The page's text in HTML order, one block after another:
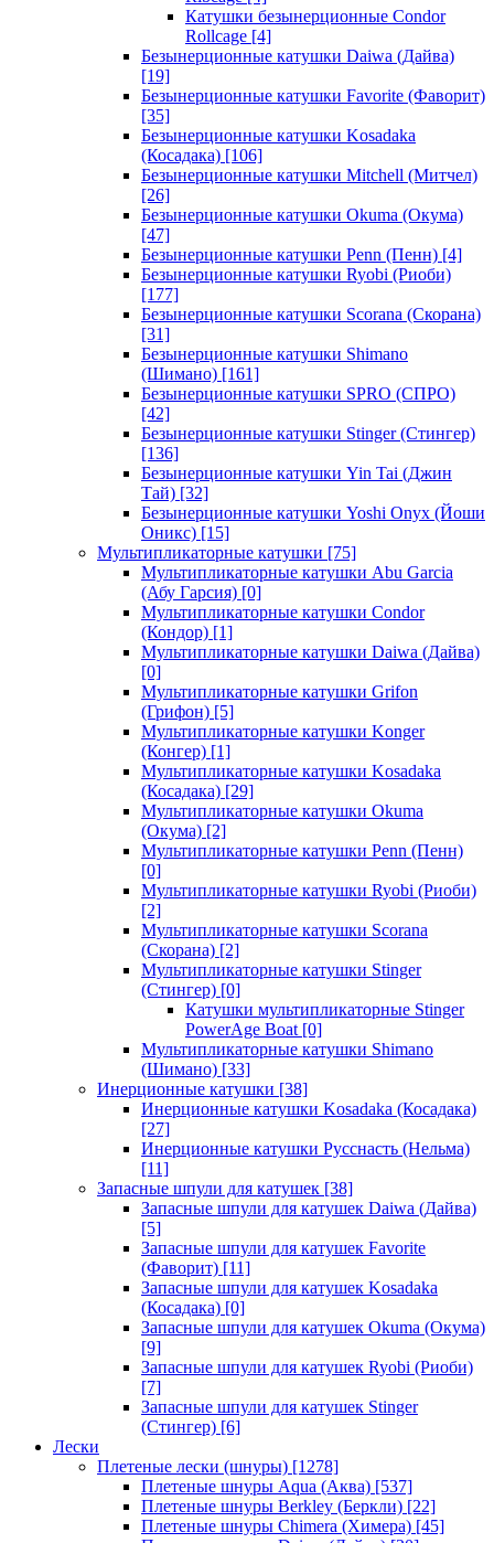
Катушки безынерционные Condor
Rollcage [4]
Безынерционные катушки Daiwa (Дайва)
[19]
Безынерционные катушки Favorite (Фаворит)
[35]
Безынерционные катушки Kosadaka
(Косадака) [106]
Безынерционные катушки Mitchell (Митчел)
[26]
Безынерционные катушки Okuma (Окума)
[47]
Безынерционные катушки Penn (Пенн) [4]
Безынерционные катушки Ryobi (Риоби)
[177]
Безынерционные катушки Scorana (Скорана)
[31]
Безынерционные катушки Shimano
(Шимано) [161]
Безынерционные катушки SPRO (СПРО)
[42]
Безынерционные катушки Stinger (Стингер)
[136]
Безынерционные катушки Yin Tai (Джин
Тай) [32]
Безынерционные катушки Yoshi Onyx (Йоши
Оникс) [15]
Мультипликаторные катушки [75]
Мультипликаторные катушки Abu Garcia
(Абу Гарсия) [0]
Мультипликаторные катушки Condor
(Кондор) [1]
Мультипликаторные катушки Daiwa (Дайва)
[0]
Мультипликаторные катушки Grifon
(Грифон) [5]
Мультипликаторные катушки Konger
(Конгер) [1]
Мультипликаторные катушки Kosadaka
(Косадака) [29]
Мультипликаторные катушки Okuma
(Окума) [2]
Мультипликаторные катушки Penn (Пенн)
[0]
Мультипликаторные катушки Ryobi (Риоби)
[2]
Мультипликаторные катушки Scorana
(Скорана) [2]
Мультипликаторные катушки Stinger
(Стингер) [0]
Катушки мультипликаторные Stinger
PowerAge Boat [0]
Мультипликаторные катушки Shimano
(Шимано) [33]
Инерционные катушки [38]
Инерционные катушки Kosadaka (Косадака)
[27]
Инерционные катушки Русснасть (Нельма)
[11]
Запасные шпули для катушек [38]
Запасные шпули для катушек Daiwa (Дайва)
[5]
Запасные шпули для катушек Favorite
(Фаворит) [11]
Запасные шпули для катушек Kosadaka
(Косадака) [0]
Запасные шпули для катушек Okuma (Окума)
[9]
Запасные шпули для катушек Ryobi (Риоби)
[7]
Запасные шпули для катушек Stinger
(Стингер) [6]
Лески
Плетеные лески (шнуры) [1278]
Плетеные шнуры Aqua (Аква) [537]
Плетеные шнуры Berkley (Беркли) [22]
Плетеные шнуры Chimera (Химера) [45]